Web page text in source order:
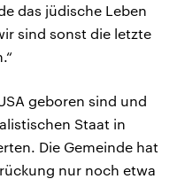
das jüdische Leben
sind sonst die letzte
geboren sind und
Staat in
Die Gemeinde hat
nur noch etwa